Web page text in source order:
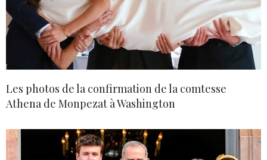
Les photos de la confirmation de la comtesse
Athena de Monpezat à Washington